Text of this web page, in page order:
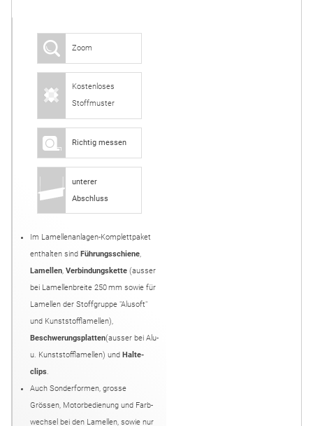
Zoom
Kostenloses
Stoffmuster
Richtig messen
unterer
Abschluss
Im Lamellenanlagen-Komplettpaket
enthalten sind Führungs­schiene,
Lamellen, Verbindungs­kette (ausser
bei Lamellenbreite 250 mm sowie für
Lamellen der Stoffgruppe "Alusoft"
und Kunststofflamellen),
Beschwerungs­platten(ausser bei Alu-
u. Kunststofflamellen) und Halte­
clips.
Auch Sonder­formen, grosse
Grössen, Motor­bedienung und Farb­
wechsel bei den Lamellen, sowie nur